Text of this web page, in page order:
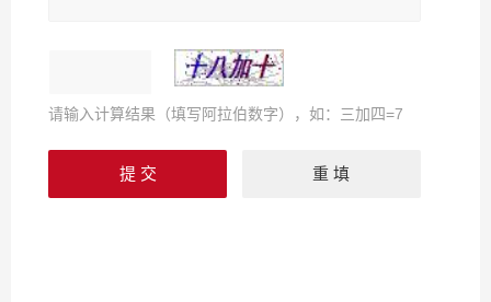
请输入计算结果（填写阿拉伯数字），如：三加四=7